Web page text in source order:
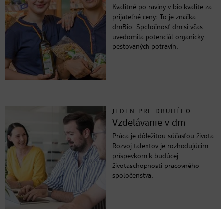
Kvalitné potraviny v bio kvalite za
prijateľné ceny: To je značka
dmBio. Spoločnosť dm si včas
uvedomila potenciál organicky
pestovaných potravín.
JEDEN PRE DRUHÉHO
Vzdelávanie v dm
Práca je dôležitou súčasťou života.
Rozvoj talentov je rozhodujúcim
príspevkom k budúcej
životaschopnosti pracovného
spoločenstva.